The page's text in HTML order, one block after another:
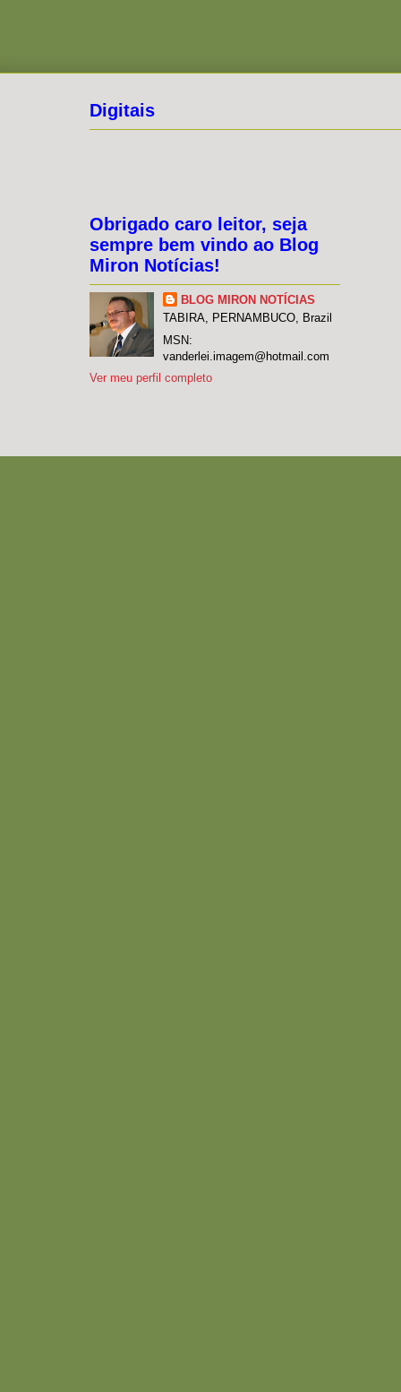
Digitais
Obrigado caro leitor, seja
sempre bem vindo ao Blog
Miron Notícias!
BLOG MIRON NOTÍCIAS
TABIRA, PERNAMBUCO, Brazil
MSN:
vanderlei.imagem@hotmail.com
Ver meu perfil completo